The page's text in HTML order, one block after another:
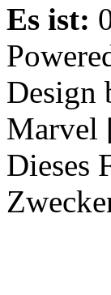
Es ist:
Design
Marvel
Dieses